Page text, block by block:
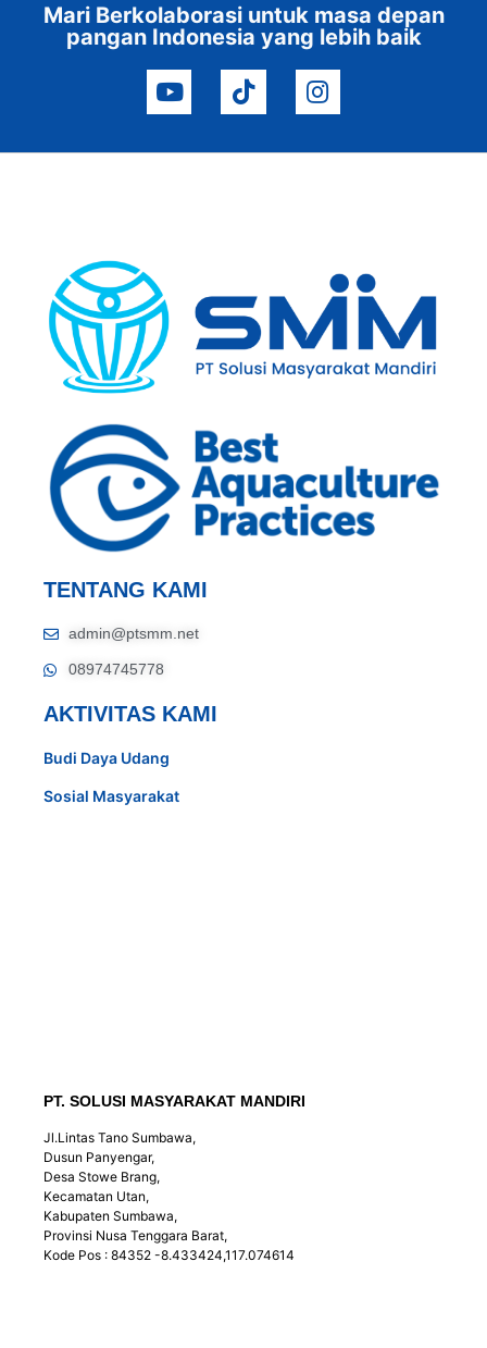
Mari Berkolaborasi untuk masa depan
pangan Indonesia yang lebih baik
TENTANG KAMI
admin@ptsmm.net
08974745778
AKTIVITAS KAMI
Budi Daya Udang
Sosial Masyarakat
PT. SOLUSI MASYARAKAT MANDIRI
Jl.Lintas Tano Sumbawa,
Dusun Panyengar,
Desa Stowe Brang,
Kecamatan Utan,
Kabupaten Sumbawa,
Provinsi Nusa Tenggara Barat,
Kode Pos : 84352 -8.433424,117.074614